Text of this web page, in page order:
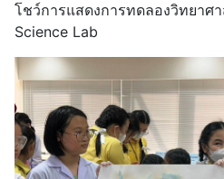
โชว์การแสดงการทดลองวิทยา
Science Lab